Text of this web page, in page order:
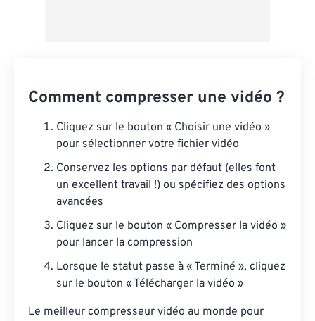
Comment compresser une vidéo ?
Cliquez sur le bouton « Choisir une vidéo »
pour sélectionner votre fichier vidéo
Conservez les options par défaut (elles font
un excellent travail !) ou spécifiez des options
avancées
Cliquez sur le bouton « Compresser la vidéo »
pour lancer la compression
Lorsque le statut passe à « Terminé », cliquez
sur le bouton « Télécharger la vidéo »
Le meilleur compresseur vidéo au monde pour